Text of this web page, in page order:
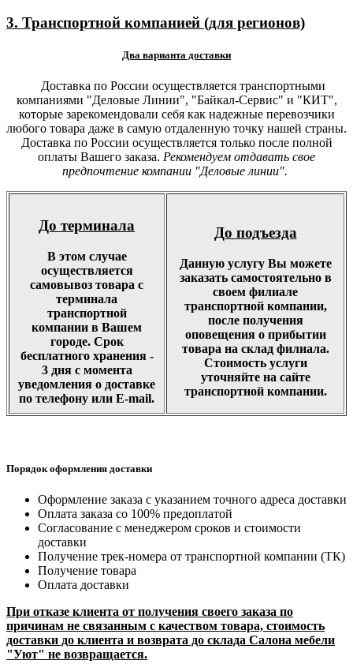
3. Транспортной компанией (для регионов)
Два варианта доставки
Доставка по России осуществляется транспортными
компаниями "Деловые Линии", "Байкал-Сервис" и "КИТ",
которые зарекомендовали себя как надежные перевозчики
любого товара даже в самую отдаленную точку нашей страны.
Доставка по России осуществляется только после полной
оплаты Вашего заказа. Рекомендуем отдавать свое
предпочтение компании "Деловые линии".
До терминала
В этом случае
осуществляется
самовывоз товара с
терминала
транспортной
компании в Вашем
городе. Срок
бесплатного хранения -
3 дня с момента
уведомления о доставке
по телефону или E-mail.
До подъезда
Данную услугу Вы можете
заказать самостоятельно в
своем филиале
транспортной компании,
после получения
оповещения о прибытии
товара на склад филиала.
Стоимость услуги
уточняйте на сайте
транспортной компании.
Порядок оформления доставки
Оформление заказа с указанием точного адреса доставки
Оплата заказа со 100% предоплатой
Согласование с менеджером сроков и стоимости
доставки
Получение трек-номера от транспортной компании (ТК)
Получение товара
Оплата доставки
При отказе клиента от получения своего заказа по
причинам не связанным с качеством товара, стоимость
доставки до клиента и возврата до склада Салона мебели
"Уют" не возвращается.